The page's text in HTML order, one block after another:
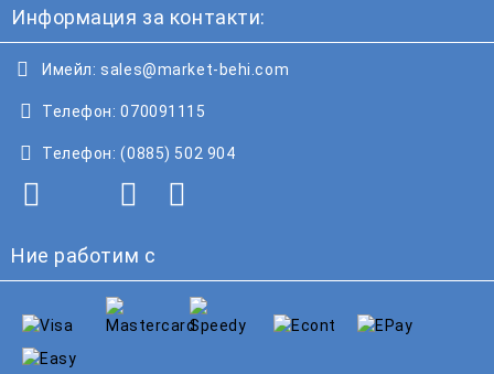
Информация за контакти:
Имейл: sales@market-behi.com
Телефон: 070091115
Телефон: (0885) 502 904
Ние работим с